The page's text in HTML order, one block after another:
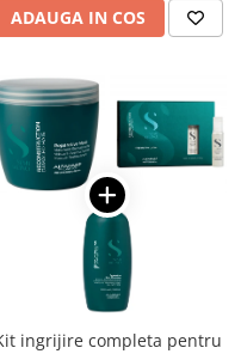
ADAUGA IN COS
ingrijire completa pentru